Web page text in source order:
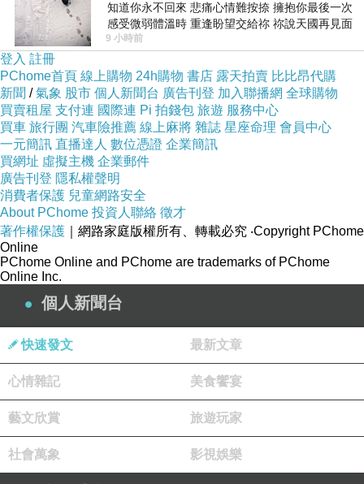
知道你永不回來 悲痛心情難按捺 擁抱你最後一次
感受微弱體溫時 重逢盼望交給祢 祢說天國再見面
此刻忍淚說別離 他日靈魂再
9 小時前
登入 註冊
PChome首頁 線上購物 24h購物 書店 露天拍賣 比比昂代購
新聞 /氣象 股市 個人新聞台 廣告刊登 加入聯播網 全球購物
買賣租屋 支付連 國際連 Pi 拍錢包 旅遊 服務中心
買車 旅行團 汽車險推薦 線上麻將 雜誌 星座命理 會員中心
一元簡訊 直播達人 數位憑證 企業簡訊
買網址 虛擬主機 企業郵件
廣告刊登 隱私權聲明
消費者保護 兒童網路安全
About PChome 投資人聯絡 徵才
著作權保護 ｜網路家庭版權所有、轉載必究 ‧Copyright PChome
Online
PChome Online and PChome are trademarks of PChome
Online Inc.
個人新聞台
快速發文 最新文章
心情雜記 美食饗宴
藝文欣賞 旅遊玩家
社會萬象 影視娛樂